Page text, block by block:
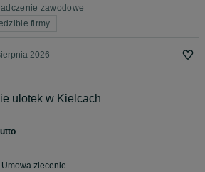
zawodowe
firmy
2026
ulotek w Kielcach
zlecenie